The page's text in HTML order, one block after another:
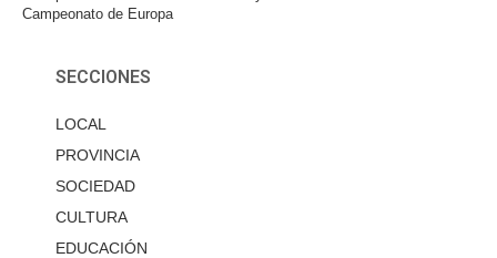
Campeonato de Europa
SECCIONES
LOCAL
PROVINCIA
SOCIEDAD
CULTURA
EDUCACIÓN